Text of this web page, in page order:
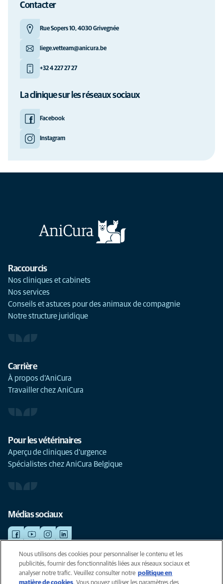
Contacter
Rue Sopers 10, 4030 Grivegnée
liege.vetteam@anicura.be
+32 4 227 27 27
La clinique sur les réseaux sociaux
Facebook
Instagram
Raccourcis
Nos cliniques et cabinets
Nos services
Conseils et astuces pour des animaux de compagnie
Notre structure juridique
Carrière
À propos d’AniCura
Travailler chez AniCura
Pour les vétérinaires
Aperçu de cliniques d'urgence
Spécialistes chez AniCura Belgique
Médias sociaux
©AniCura 2024
Nous utilisons des cookies pour personnaliser le contenu et les
publicités, fournir des fonctionnalités liées aux réseaux sociaux et
analyser notre trafic. Veuillez consulter notre politique en